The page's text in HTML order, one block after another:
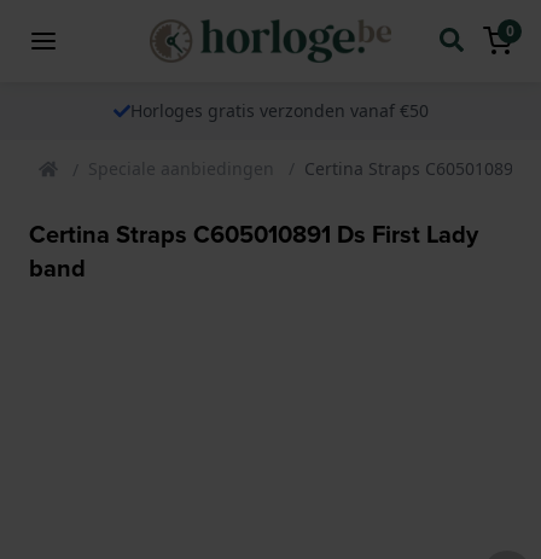
0
Horloges gratis verzonden vanaf €50
Speciale aanbiedingen Certina Straps C605010891
Certina Straps C605010891 Ds First Lady
band